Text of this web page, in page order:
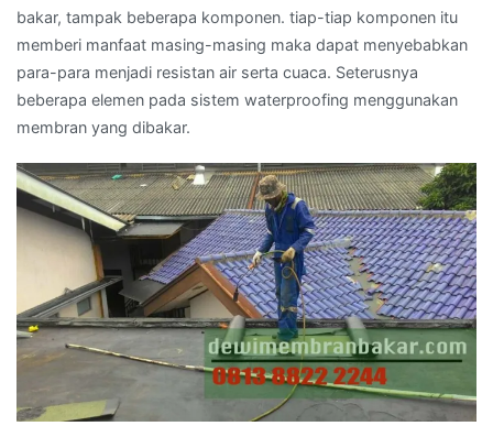
bakar, tampak beberapa komponen. tiap-tiap komponen itu
memberi manfaat masing-masing maka dapat menyebabkan
para-para menjadi resistan air serta cuaca. Seterusnya
beberapa elemen pada sistem waterproofing menggunakan
membran yang dibakar.